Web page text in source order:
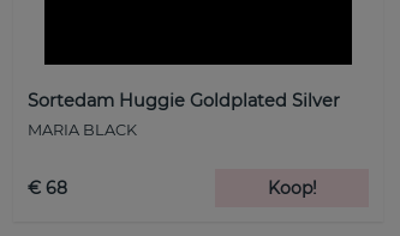
Sortedam Huggie Goldplated Silver
MARIA BLACK
€ 68 Koop!